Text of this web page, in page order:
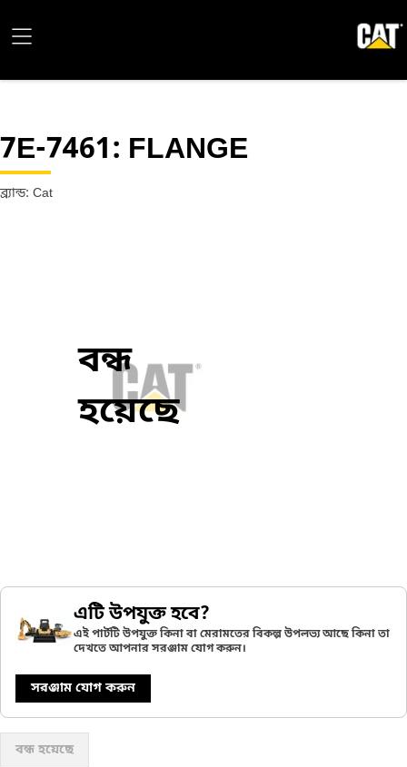
7E-7461: FLANGE
ব্র্যান্ড: Cat
বন্ধ
হয়েছে
এটি উপযুক্ত হবে?
এই পার্টটি উপযুক্ত কিনা বা মেরামতের বিকল্প উপলভ্য আছে কিনা তা
দেখতে আপনার সরঞ্জাম যোগ করুন।
সরঞ্জাম যোগ করুন
বন্ধ হয়েছে